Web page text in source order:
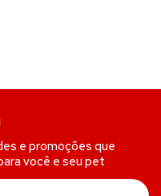
e promoções que
você e seu pet